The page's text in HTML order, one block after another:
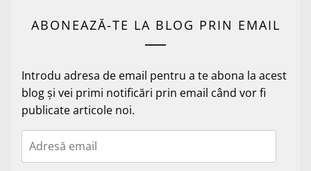
ABONEAZĂ-TE LA BLOG PRIN EMAIL
Introdu adresa de email pentru a te abona la acest
blog și vei primi notificări prin email când vor fi
publicate articole noi.
Adresă
email